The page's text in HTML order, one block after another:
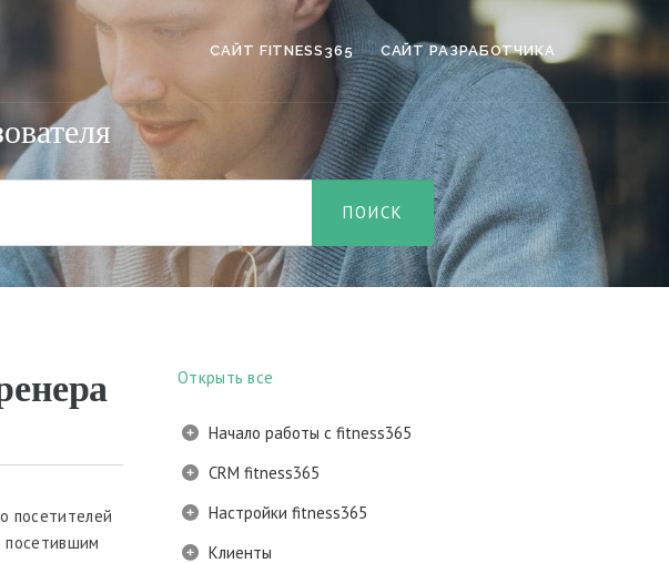
САЙТ FITNESS365 САЙТ РАЗРАБОТЧИКА
посетителей
посетившим
Открыть все
Начало работы с fitness365
CRM fitness365
Настройки fitness365
Клиенты